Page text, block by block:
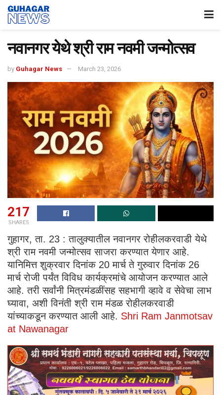
नवानगर येथे श्री राम नवमी जन्मोत्सव
by Guhagar News March 23, 2026
217
SHARES
गुहागर, ता. 23 : तालुक्यातील नवानगर रोहीलकरवाडी येथे
श्री राम नवमी जन्मोत्सव साजरा करण्यात येणार आहे.
यानिमित्त शुक्रवार दिनांक 20 मार्च ते गुरुवार दिनांक 26
मार्च रोजी पर्यंत विविध कार्यक्रमांचे आयोजन करण्यात आले
आहे. तरी सर्वांनी मित्रमंडळींसह सहभागी व्हावे व सेवेचा लाभ
घ्यावा, अशी विनंती श्री राम मंडळ रोहीलकरवाडी
यांच्याकडून करण्यात आली आहे. Shri Ram Janmotsav
at Nawanagar